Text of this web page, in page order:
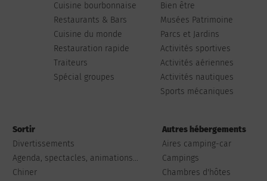
Cuisine bourbonnaise
Restaurants & Bars
Cuisine du monde
Restauration rapide
Traiteurs
Spécial groupes
Bien être
Musées Patrimoine
Parcs et Jardins
Activités sportives
Activités aériennes
Activités nautiques
Sports mécaniques
Sortir
Divertissements
Agenda, spectacles, animations...
Chiner
Autres hébergements
Aires camping-car
Campings
Chambres d'hôtes